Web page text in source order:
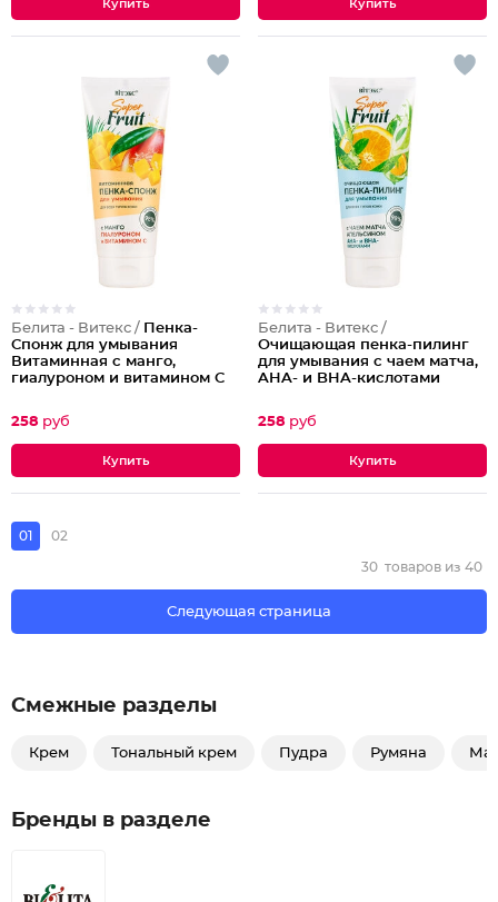
Белита - Витекс / Пенка-
Спонж для умывания
Витаминная с манго,
гиалуроном и витамином С
258 руб
Белита - Витекс /
Очищающая пенка-пилинг
для умывания с чаем матча,
AHA- и BHA-кислотами
258 руб
01 02
Следующая страница
30 товаров из 40
Смежные разделы
Крем Тональный крем Пудра Румяна
Бренды в разделе